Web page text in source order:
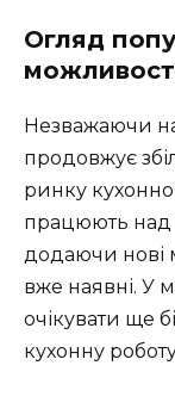
Огляд
Незважаючи
продовжує
ринку
працюють
додаючи нові
вже наявні. У
очікувати ще
кухонну